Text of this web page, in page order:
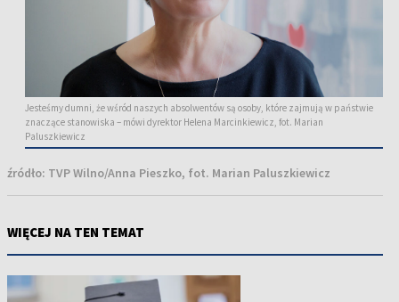
Jesteśmy dumni, że wśród naszych absolwentów są osoby, które zajmują w państwie
znaczące stanowiska – mówi dyrektor Helena Marcinkiewicz, fot. Marian
Paluszkiewicz
źródło: TVP Wilno/Anna Pieszko, fot. Marian Paluszkiewicz
WIĘCEJ NA TEN TEMAT